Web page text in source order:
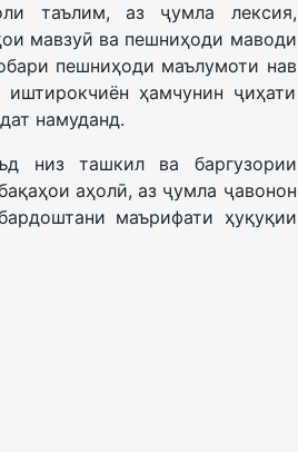
таълим, аз ҷумла лексия,
мавзуӣ ва пешниҳоди маводи
пешниҳоди маълумоти нав
ҳамчунин ҷиҳати
намуданд.
низ ташкил ва баргузории
аҳолӣ, аз ҷумла ҷавонон
маърифати ҳуқуқии